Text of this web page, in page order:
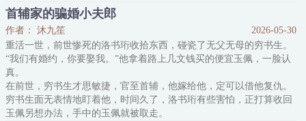
————
萧刈（yì）二十岁，同龄的汉子孩子都能满地跑。
村里那些姑娘哥儿他全部看不上，只看上一个挂着牌牌卖自己的小哥
儿。萧刈觉得他好看又孝顺，二两银子把人带回家，还给他奶奶治
病。
只是小哥儿太怕他，连洗澡吃饭都
首辅家的骗婚小夫郎
作者： 沐九笙
2026-05-30
重活一世，前世惨死的洛书珩收拾东西，碰瓷了无父无母的穷书生。
“我们有婚约，你要娶我。”他拿着路上几文钱买的便宜玉佩，一脸认
真。
在前世，穷书生才思敏捷，官至首辅，他嫁给他，定可以借他复仇。
穷书生面无表情地盯着他，时间久了，洛书珩有些害怕，正打算收回
玉佩另想办法，手中的玉佩就被取走。